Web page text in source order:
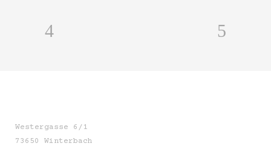
Westergasse 6/1
73650 Winterbach